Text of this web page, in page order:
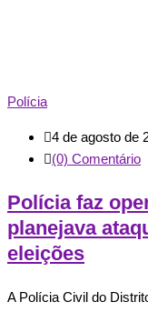
Polícia
4 de agosto de
(0) Comentário
Polícia faz
planejava
eleições
A Polícia Civil do